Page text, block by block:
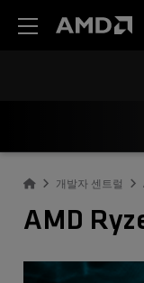
개발자 센트럴
AMD